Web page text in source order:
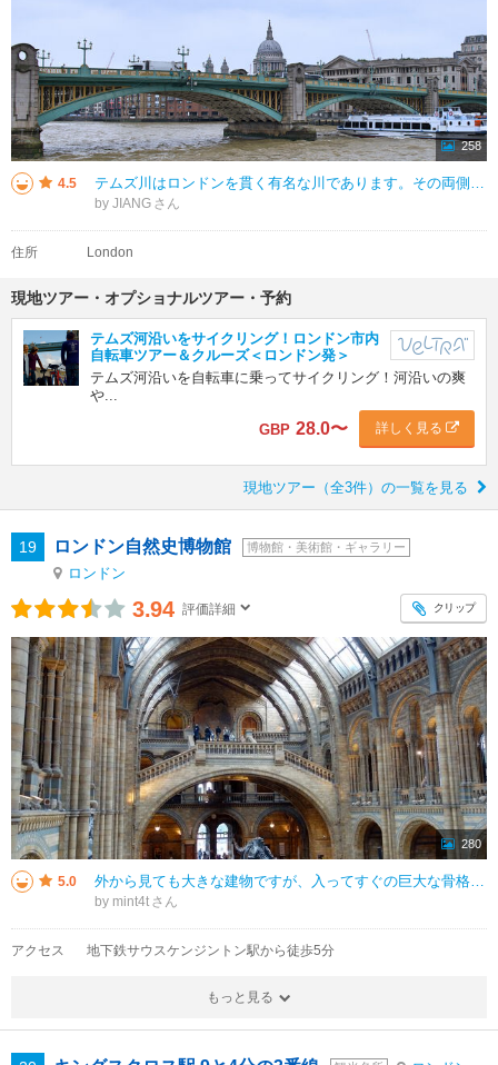
258
4.5
by JIANG
住所 London
現地ツアー・オプショナルツアー・予約
テムズ河沿いをサイクリング！ロンドン市内
自転車ツアー＆クルーズ＜ロンドン発＞
テムズ河沿いを自転車に乗ってサイクリング！河沿いの爽
や...
GBP 28.0〜 詳しく見る
現地ツアー（全3件）の一覧を見る
19 ロンドン自然史博物館 博物館・美術館・ギャラリー
ロンドン
3.94 評価詳細 クリップ
280
5.0
by mint4t
アクセス 地下鉄サウスケンジントン駅から徒歩5分
もっと見る